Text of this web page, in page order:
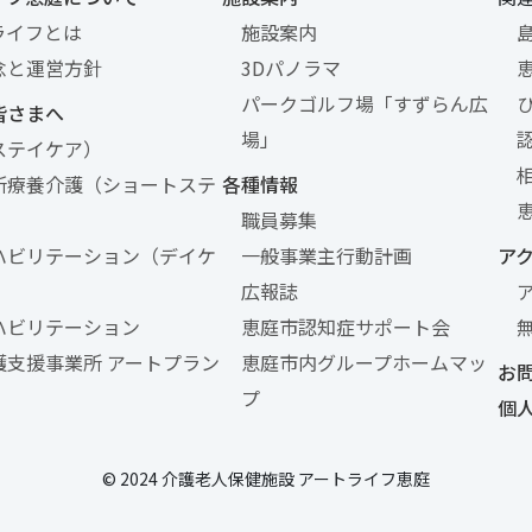
フとは
と運営方針
さまへ
イケア）
療養介護（ショートステ
ビリテーション（デイケ
ビリテーション
援事業所 アートプラン
施設案内
3Dパノラマ
パークゴルフ場「すずらん広
場」
各種情報
職員募集
一般事業主行動計画
広報誌
恵庭市認知症サポート会
恵庭市内グループホームマッ
プ
ア
お
個
© 2024 介護老人保健施設 アートライフ恵庭